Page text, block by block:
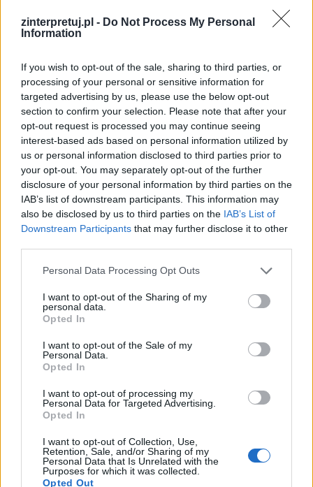
zinterpretuj.pl - Do Not Process My Personal
Information
If you wish to opt-out of the sale, sharing to third parties, or
processing of your personal or sensitive information for
targeted advertising by us, please use the below opt-out
section to confirm your selection. Please note that after your
opt-out request is processed you may continue seeing
interest-based ads based on personal information utilized by
us or personal information disclosed to third parties prior to
your opt-out. You may separately opt-out of the further
disclosure of your personal information by third parties on the
IAB’s list of downstream participants. This information may
also be disclosed by us to third parties on the IAB’s List of
Downstream Participants that may further disclose it to other
Personal Data Processing Opt Outs
I want to opt-out of the Sharing of my
personal data.
Opted In
I want to opt-out of the Sale of my
Personal Data.
Opted In
I want to opt-out of processing my
Personal Data for Targeted Advertising.
Opted In
I want to opt-out of Collection, Use,
Retention, Sale, and/or Sharing of my
Personal Data that Is Unrelated with the
Purposes for which it was collected.
Opted Out
Wiele jest dzieł literackich, w których opisane
fantastycznym. Cały cykl Dziadów
Adama
Mickiewicza czy choćby inspirowana dramatami
SzekspiraBalladynaautorstwa Juliusza
Słowackiego. To wszystko dowody na to, że
człowiek bardzo intensywnie poszukuje w swojej
wyobraźni istnienia jakiejś równoległej
rzeczywistości, której nie dostrzegamy w sposób
zmysłowy, lecz której istnienie przeczuwamy.
Zagadką pozostaje jednak wpływ tego drugiego
świata na nasz świat, o ile do takiego dochodzi.
Lubimy wierzyć, że po śmierci czeka nas kolejny
etap istnienia, ponieważ wówczas koniec życia
nie wydaje się tak przerażający. Lubimy też
przepowiedni czy wróżby.
Pomyślność własna czy dobro
ważniejsza? Rozważ problem i
uzasadnij swoje zdanie, odwołując się
do fragmentu III części Dziadów